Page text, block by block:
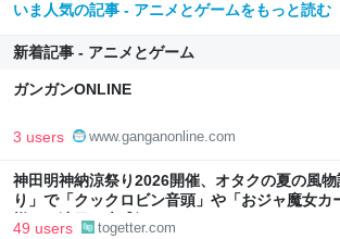
いま人気の記事 - アニメとゲームをもっと読む
新着記事 - アニメとゲーム
ガンガンONLINE
3 users www.ganganonline.com
神田明神納涼祭り2026開催、オタクの夏の風
り」で「クックロビン音頭」や「おジャ魔女
様々な演目で大盛況
49 users togetter.com